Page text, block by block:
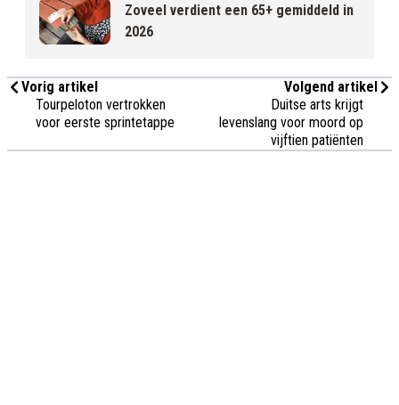
Zoveel verdient een 65+ gemiddeld in
2026
Vorig artikel
Tourpeloton vertrokken
voor eerste sprintetappe
Volgend artikel
Duitse arts krijgt
levenslang voor moord op
vijftien patiënten